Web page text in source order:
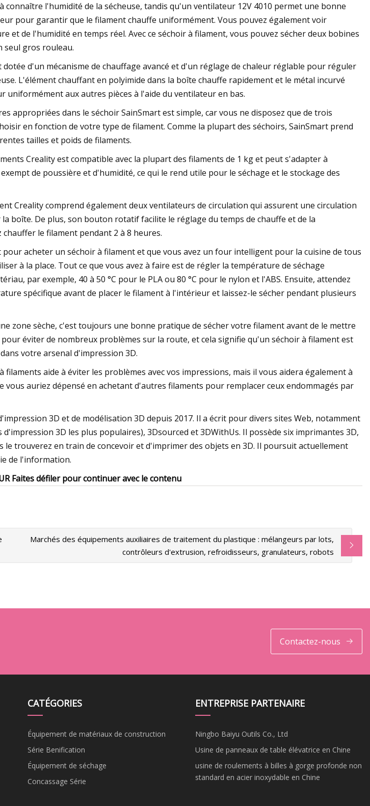
connaître l'humidité de la sécheuse, tandis qu'un ventilateur 12V 4010 permet une bonne
pour garantir que le filament chauffe uniformément. Vous pouvez également voir
et de l'humidité en temps réel. Avec ce séchoir à filament, vous pouvez sécher deux bobines
seul gros rouleau.
dotée d'un mécanisme de chauffage avancé et d'un réglage de chaleur réglable pour réguler
L'élément chauffant en polyimide dans la boîte chauffe rapidement et le métal incurvé
uniformément aux autres pièces à l'aide du ventilateur en bas.
appropriées dans le séchoir SainSmart est simple, car vous ne disposez que de trois
en fonction de votre type de filament. Comme la plupart des séchoirs, SainSmart prend
tailles et poids de filaments.
Creality est compatible avec la plupart des filaments de 1 kg et peut s'adapter à
de poussière et d'humidité, ce qui le rend utile pour le séchage et le stockage des
Creality comprend également deux ventilateurs de circulation qui assurent une circulation
boîte. De plus, son bouton rotatif facilite le réglage du temps de chauffe et de la
le filament pendant 2 à 8 heures.
pour acheter un séchoir à filament et que vous avez un four intelligent pour la cuisine de tous
à la place. Tout ce que vous avez à faire est de régler la température de séchage
par exemple, 40 à 50 °C pour le PLA ou 80 °C pour le nylon et l'ABS. Ensuite, attendez
spécifique avant de placer le filament à l'intérieur et laissez-le sécher pendant plusieurs
zone sèche, c'est toujours une bonne pratique de sécher votre filament avant de le mettre
éviter de nombreux problèmes sur la route, et cela signifie qu'un séchoir à filament est
votre arsenal d'impression 3D.
filaments aide à éviter les problèmes avec vos impressions, mais il vous aidera également à
vous auriez dépensé en achetant d'autres filaments pour remplacer ceux endommagés par
3D et de modélisation 3D depuis 2017. Il a écrit pour divers sites Web, notamment
d'impression 3D les plus populaires), 3Dsourced et 3DWithUs. Il possède six imprimantes 3D,
le trouverez en train de concevoir et d'imprimer des objets en 3D. Il poursuit actuellement
de l'information.
Faites défiler pour continuer avec le contenu
Marchés des équipements auxiliaires de traitement du plastique : mélangeurs par lots,
contrôleurs d'extrusion, refroidisseurs, granulateurs, robots
Contactez-nous
CATÉGORIES
Équipement de matériaux de construction
Série Benification
Équipement de séchage
Concassage Série
ENTREPRISE PARTENAIRE
Ningbo Baiyu Outils Co., Ltd
Usine de panneaux de table élévatrice en Chine
usine de roulements à billes à gorge profonde non
standard en acier inoxydable en Chine